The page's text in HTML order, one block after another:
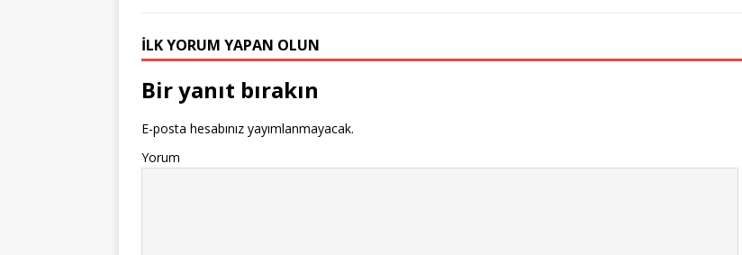
İLK YORUM YAPAN OLUN
Bir yanıt bırakın
E-posta hesabınız yayımlanmayacak.
Yorum